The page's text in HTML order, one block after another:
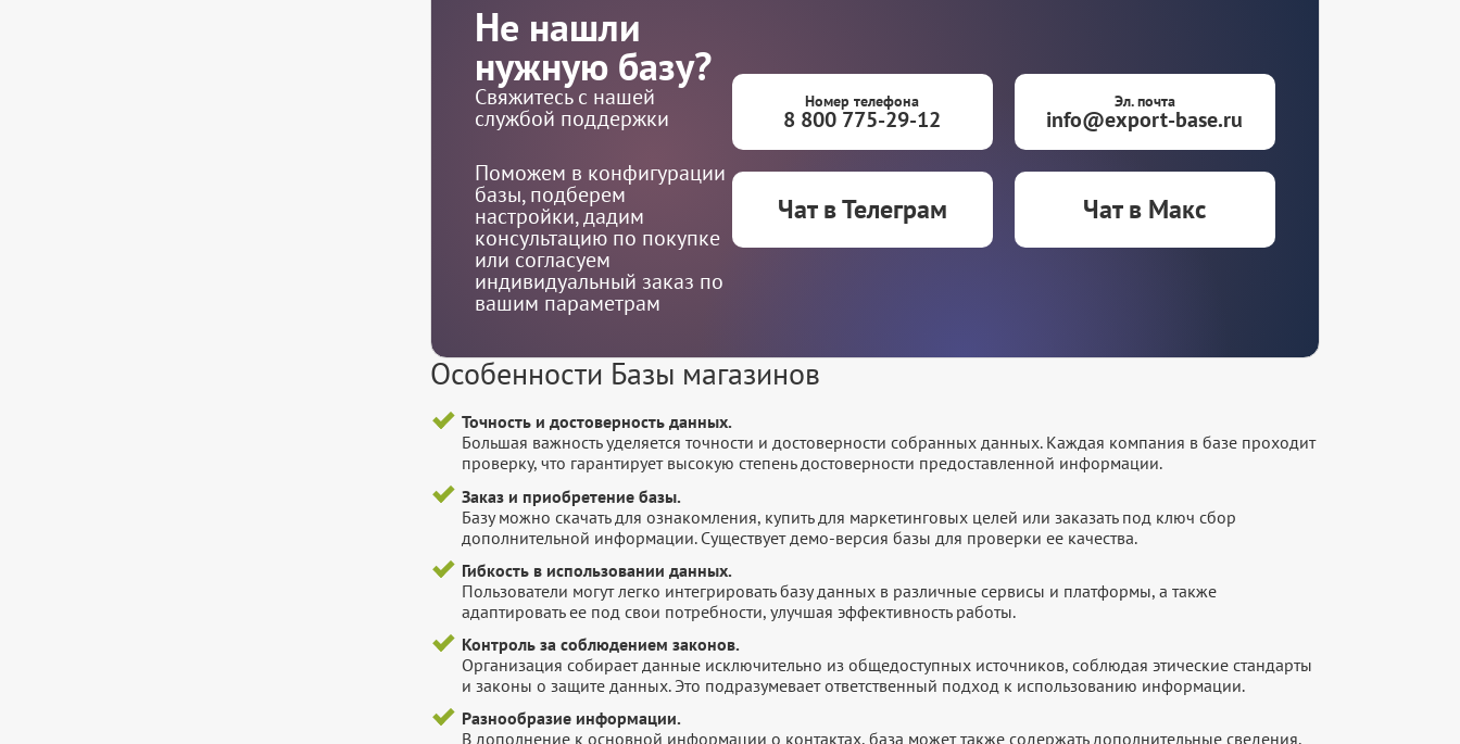
Не нашли
нужную базу?
Свяжитесь с нашей
службой поддержки
Поможем в конфигурации
базы, подберем
настройки, дадим
консультацию по покупке
или согласуем
индивидуальный заказ по
вашим параметрам
Номер телефона
8 800 775-29-12
Эл. почта
info@export-base.ru
Чат в Телеграм Чат в Макс
Особенности Базы магазинов
Точность и достоверность данных.
Большая важность уделяется точности и достоверности собранных данных. Каждая компания в базе проходит
проверку, что гарантирует высокую степень достоверности предоставленной информации.
Заказ и приобретение базы.
Базу можно скачать для ознакомления, купить для маркетинговых целей или заказать под ключ сбор
дополнительной информации. Существует демо-версия базы для проверки ее качества.
Гибкость в использовании данных.
Пользователи могут легко интегрировать базу данных в различные сервисы и платформы, а также
адаптировать ее под свои потребности, улучшая эффективность работы.
Контроль за соблюдением законов.
Организация собирает данные исключительно из общедоступных источников, соблюдая этические стандарты
и законы о защите данных. Это подразумевает ответственный подход к использованию информации.
Разнообразие информации.
В дополнение к основной информации о контактах, база может также содержать дополнительные сведения,